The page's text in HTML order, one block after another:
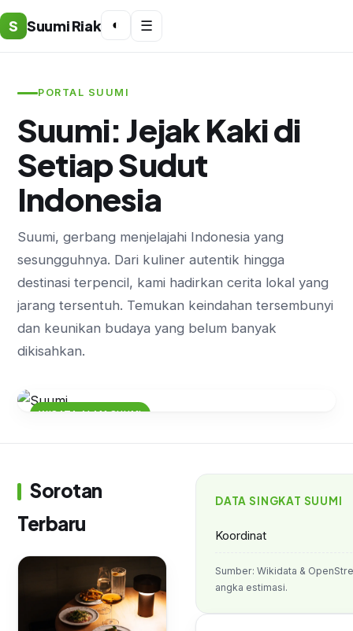
S Suumi Riak ◐ ☰
PORTAL SUUMI
Suumi: Jejak Kaki di
Setiap Sudut
Indonesia
Suumi, gerbang menjelajahi Indonesia yang
sesungguhnya. Dari kuliner autentik hingga
destinasi terpencil, kami hadirkan cerita lokal yang
jarang tersentuh. Temukan keindahan tersembunyi
dan keunikan budaya yang belum banyak
dikisahkan.
WISATA ALAM SUUMI
Sungai Jernih
Sorotan
Terbaru
DATA SINGKAT SUUMI
Koordinat
Sumber: Wikidata &
angka estimasi.